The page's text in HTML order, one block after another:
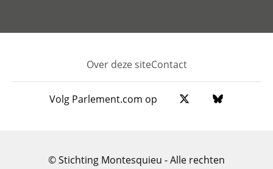
Footer
Over deze siteContact
Volg Parlement.com op
© Stichting Montesquieu - Alle rechten